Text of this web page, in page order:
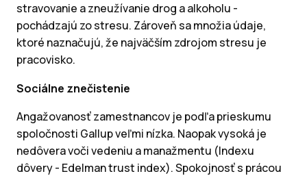
stravovanie a zneužívanie drog a alkoholu -
pochádzajú zo stresu. Zároveň sa množia údaje,
ktoré naznačujú, že najväčším zdrojom stresu je
pracovisko.
Sociálne znečistenie
Angažovanosť zamestnancov je podľa prieskumu
spoločnosti Gallup veľmi nízka. Naopak vysoká je
nedôvera voči vedeniu a manažmentu (Indexu
dôvery - Edelman trust index). Spokojnosť s prácou